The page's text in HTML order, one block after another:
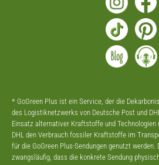
* GoGreen Plus ist ein Service, der die
des Logistiknetzwerks von Deutsche Post und
Einsatz alternativer Kraftstoffe und Technologien
DHL den Verbrauch fossiler Kraftstoffe im
für die GoGreen Plus-Sendungen genutzt
zwangsläufig, dass die konkrete Sendung